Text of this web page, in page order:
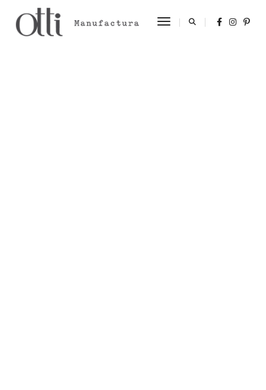
Toggle Navigation